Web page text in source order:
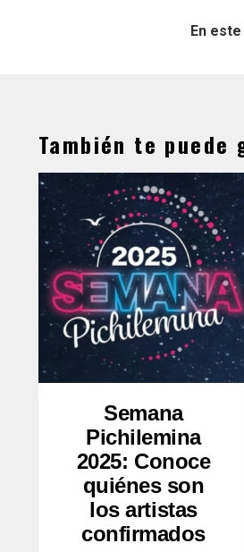
En
También te puede
Semana
Pichilemina
2025: Conoce
quiénes son
los artistas
confirmados